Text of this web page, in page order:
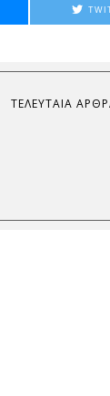
ΤΕΛΕΥΤΑΊΑ